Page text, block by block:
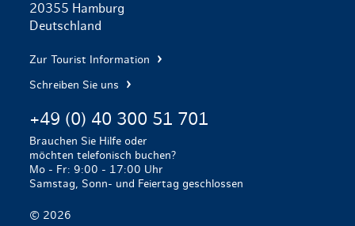
20355 Hamburg
Deutschland
Zur Tourist Information
Schreiben Sie uns
+49 (0) 40 300 51 701
Brauchen Sie Hilfe oder
möchten telefonisch buchen?
Mo - Fr: 9:00 - 17:00 Uhr
Samstag, Sonn- und Feiertag geschlossen
© 2026